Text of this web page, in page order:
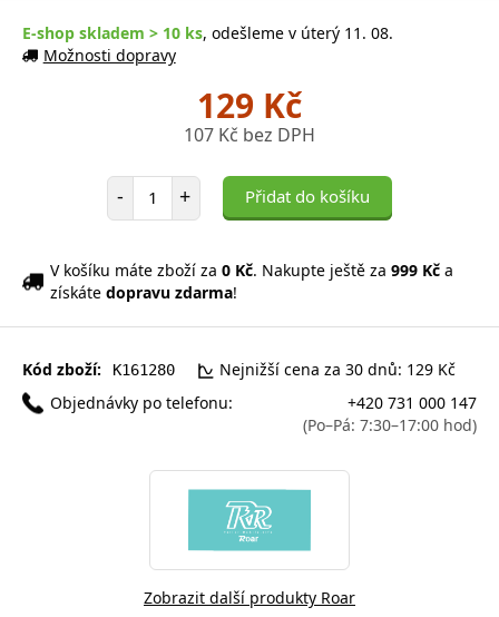
E-shop skladem > 10 ks, odešleme v úterý 11. 08.
Možnosti dopravy
129 Kč
107 Kč bez DPH
- Počet položek
+ Přidat do košíku
V košíku máte zboží za 0 Kč. Nakupte ještě za 999 Kč a
získáte dopravu zdarma!
Kód zboží: K161280
Nejnižší cena za 30 dnů: 129 Kč
Objednávky po telefonu:
+420 731 000 147
(Po–Pá: 7:30–17:00 hod)
Zobrazit další produkty Roar